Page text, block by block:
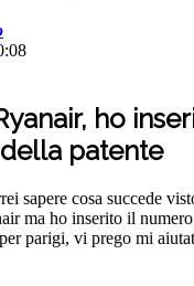
ho
patente
sapere cosa succede
ma ho inserito il
parigi, vi prego mi